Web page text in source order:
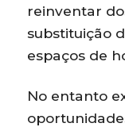
reinventar
substituição
espaços de
No entanto